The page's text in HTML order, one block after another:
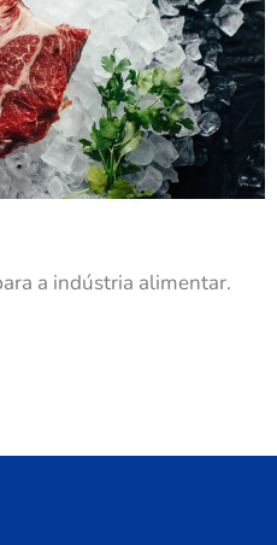
a indústria alimentar.